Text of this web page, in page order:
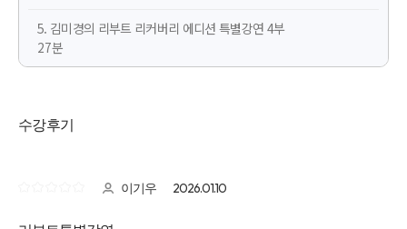
5. 김미경의 리부트 리커버리 에디션 특별강연 4부
27분